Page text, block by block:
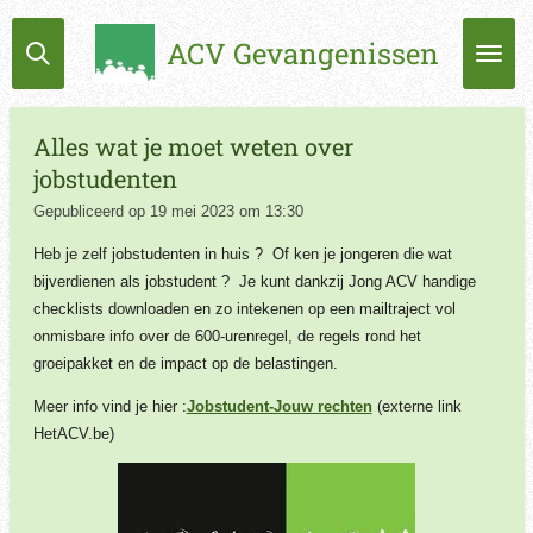
Ga
direct
de
hoofdinhoud
ACV Gevangenissen
Alles wat je moet weten over
jobstudenten
Gepubliceerd op 19 mei 2023 om 13:30
Heb je zelf jobstudenten in huis ? Of ken je jongeren die wat
bijverdienen als jobstudent ? Je kunt dankzij Jong ACV handige
checklists downloaden en zo intekenen op een mailtraject vol
onmisbare info over de 600-urenregel, de regels rond het
groeipakket en de impact op de belastingen.
Meer info vind je hier :Jobstudent-Jouw rechten (externe link
HetACV.be)